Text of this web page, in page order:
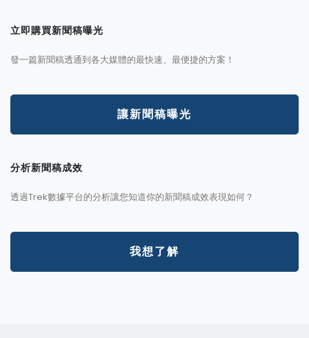
立即購買新聞稿曝光
發一篇新聞稿透通到各大媒體的最快速、最便捷的方案！
讓新聞稿曝光
分析新聞稿成效
透過Trek數據平台的分析讓您知道你的新聞稿成效表現如何？
我想了解